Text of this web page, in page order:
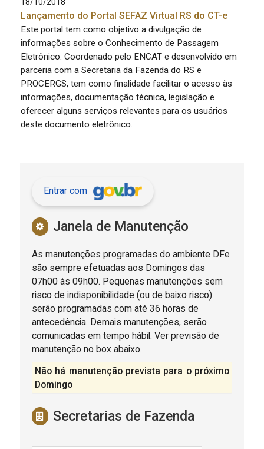
18/10/2018
Lançamento do Portal SEFAZ Virtual RS do CT-e
Este portal tem como objetivo a divulgação de
informações sobre o Conhecimento de Passagem
Eletrônico. Coordenado pelo ENCAT e desenvolvido em
parceria com a Secretaria da Fazenda do RS e
PROCERGS, tem como finalidade facilitar o acesso às
informações, documentação técnica, legislação e
oferecer alguns serviços relevantes para os usuários
deste documento eletrônico.
Entrar com
Janela de Manutenção
As manutenções programadas do ambiente DFe
são sempre efetuadas aos Domingos das
07h00 às 09h00. Pequenas manutenções sem
risco de indisponibilidade (ou de baixo risco)
serão programadas com até 36 horas de
antecedência. Demais manutenções, serão
comunicadas em tempo hábil. Ver previsão de
manutenção no box abaixo.
Não há manutenção prevista para o próximo
Domingo
Secretarias de Fazenda